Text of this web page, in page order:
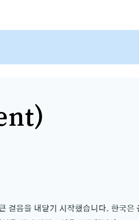
걸음을 내닫기 시작했습니다. 한국은